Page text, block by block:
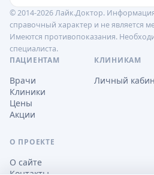
© 2014-2026 Лайк.Доктор.
справочный характер и не является
Имеются противопоказания.
специалиста.
ПАЦИЕНТАМ
Врачи
Клиники
Цены
Акции
КЛИНИКАМ
Личный
О ПРОЕКТЕ
О сайте